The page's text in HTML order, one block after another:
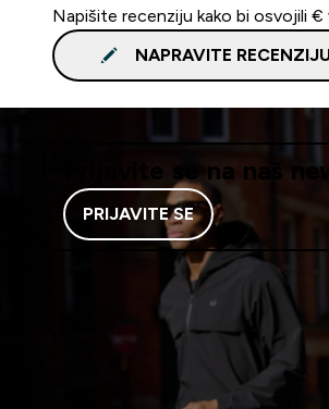
Napišite recenziju kako bi osvojili €
NAPRAVITE
Prijavite se na naš
PRIJAVITE SE